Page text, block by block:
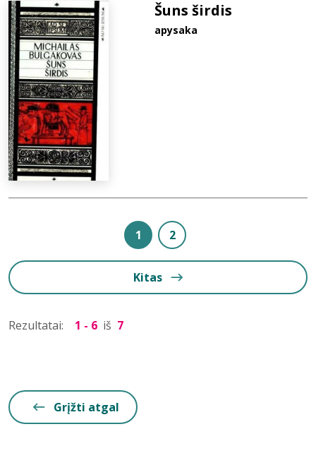
Šuns širdis
apysaka
1 2
Kitas
Rezultatai: 1 - 6 iš 7
Grįžti atgal